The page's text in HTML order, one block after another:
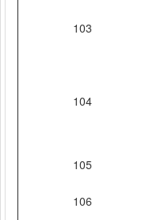
103
104
105
106